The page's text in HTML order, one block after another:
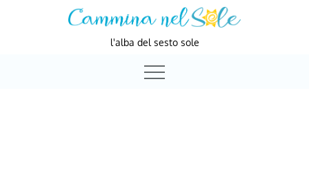
l'alba del sesto sole